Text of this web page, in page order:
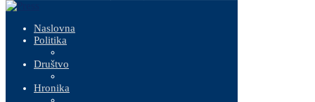
Naslovna
Politika
Društvo
Hronika